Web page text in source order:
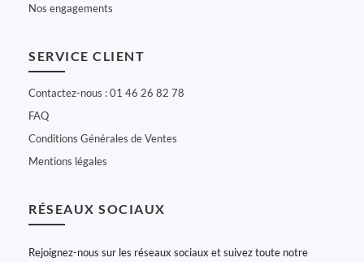
Nos engagements
SERVICE CLIENT
Contactez-nous : 01 46 26 82 78
FAQ
Conditions Générales de Ventes
Mentions légales
RÉSEAUX SOCIAUX
Rejoignez-nous sur les réseaux sociaux et suivez toute notre